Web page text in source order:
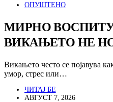
ОПУШТЕНО
МИРНО
ВИКАЊЕТО НЕ
Викањето често се појавува
умор, стрес или…
ЧИТАЈ БЕ
АВГУСТ 7, 2026